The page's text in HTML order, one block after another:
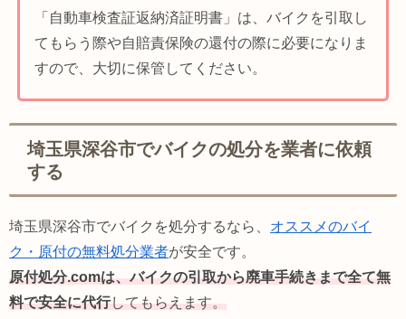
「自動車検査証返納済証明書」は、バイクを引取し
てもらう際や自賠責保険の還付の際に必要になりま
すので、大切に保管してください。
埼玉県深谷市でバイクの処分を業者に依頼
する
埼玉県深谷市でバイクを処分するなら、 オススメのバイ
ク・原付の無料処分業者が安全です。
原付処分.comは、バイクの引取から廃車手続きまで全て無
料で安全に代行してもらえます。